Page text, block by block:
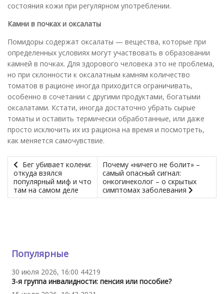
состояния кожи при регулярном употреблении.
Камни в почках и оксалаты
Помидоры содержат оксалаты — вещества, которые при
определенных условиях могут участвовать в образовании
камней в почках. Для здорового человека это не проблема,
но при склонности к оксалатным камням количество
томатов в рационе иногда приходится ограничивать,
особенно в сочетании с другими продуктами, богатыми
оксалатами. Кстати, иногда достаточно убрать сырые
томаты и оставить термически обработанные, или даже
просто исключить их из рациона на время и посмотреть,
как меняется самочувствие.
Бег убивает колени:
откуда взялся
популярный миф и что
там на самом деле
Почему «ничего не болит» –
самый опасный сигнал:
онкогинеколог – о скрытых
симптомах заболевания
Популярные
30 июля 2026, 16:00 44219
3-я группа инвалидности: пенсия или пособие?